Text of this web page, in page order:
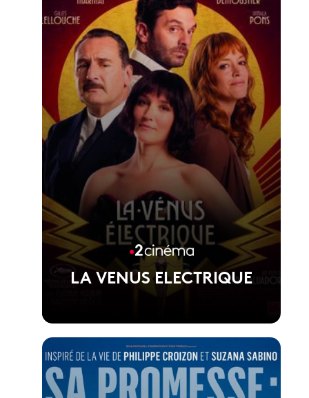
Film d'Agnès Jaoui, présenté hors
compétition au Festival de Cannes 2026
Voir la fiche du film
LA VENUS ELECTRIQUE
Voir la fiche du film